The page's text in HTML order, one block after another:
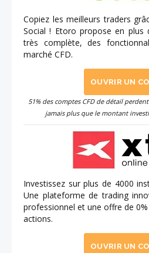
Copiez les meilleurs traders
Social ! Etoro propose en
très complète, des
marché CFD.
OUVRIR UN
51% des comptes CFD de détail
jamais plus que le montant
Investissez sur plus de 4000
Une plateforme de trading
professionnel et une offre de
actions.
OUVRIR UN